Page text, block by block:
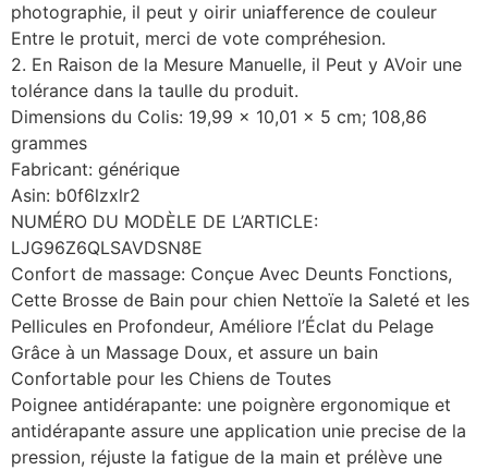
photographie, il peut y oirir uniafference de couleur
Entre le protuit, merci de vote compréhesion.
2. En Raison de la Mesure Manuelle, il Peut y AVoir une
tolérance dans la taulle du produit.
Dimensions du Colis: 19,99 x 10,01 x 5 cm; 108,86
grammes
Fabricant: générique
Asin: b0f6lzxlr2
NUMÉRO DU MODÈLE DE L’ARTICLE:
LJG96Z6QLSAVDSN8E
Confort de massage: Conçue Avec Deunts Fonctions,
Cette Brosse de Bain pour chien Nettoïe la Saleté et les
Pellicules en Profondeur, Améliore l’Éclat du Pelage
Grâce à un Massage Doux, et assure un bain
Confortable pour les Chiens de Toutes
Poignee antidérapante: une poignère ergonomique et
antidérapante assure une application unie precise de la
pression, réjuste la fatigue de la main et prélève une